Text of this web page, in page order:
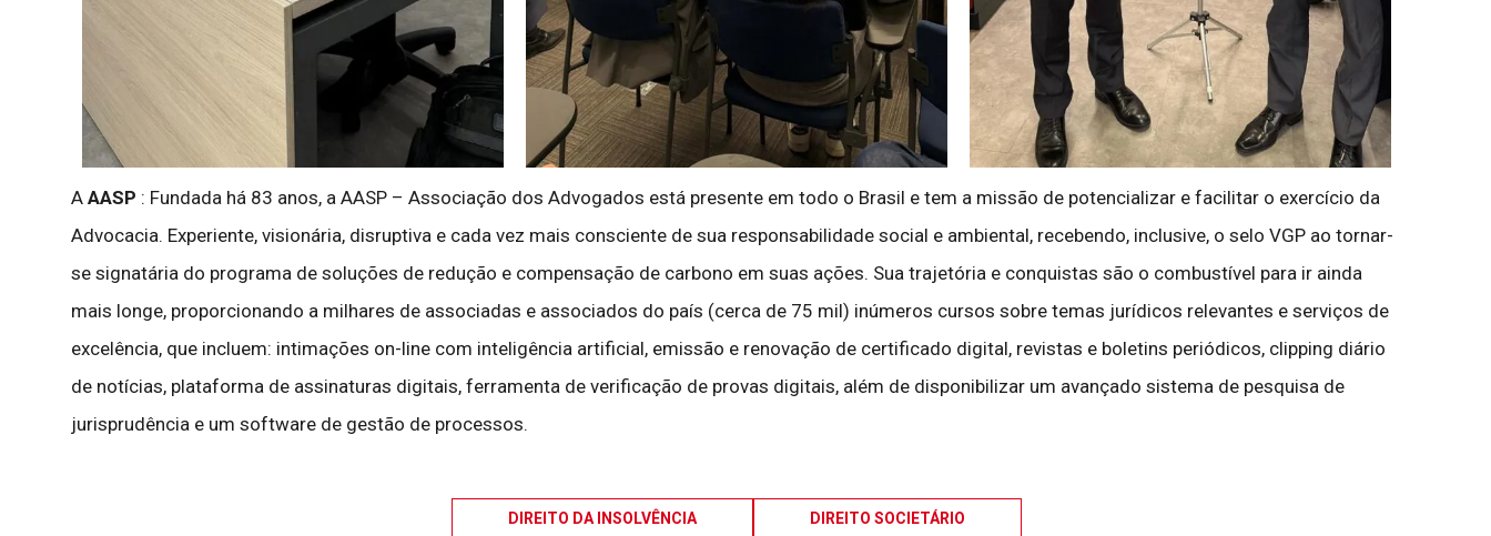
A AASP : Fundada há 83 anos, a AASP – Associação dos Advogados está presente em todo o Brasil e tem a missão de potencializar e facilitar o exercício da
Advocacia. Experiente, visionária, disruptiva e cada vez mais consciente de sua responsabilidade social e ambiental, recebendo, inclusive, o selo VGP ao tornar-
se signatária do programa de soluções de redução e compensação de carbono em suas ações. Sua trajetória e conquistas são o combustível para ir ainda
mais longe, proporcionando a milhares de associadas e associados do país (cerca de 75 mil) inúmeros cursos sobre temas jurídicos relevantes e serviços de
excelência, que incluem: intimações on-line com inteligência artificial, emissão e renovação de certificado digital, revistas e boletins periódicos, clipping diário
de notícias, plataforma de assinaturas digitais, ferramenta de verificação de provas digitais, além de disponibilizar um avançado sistema de pesquisa de
jurisprudência e um software de gestão de processos.
DIREITO DA INSOLVÊNCIA DIREITO SOCIETÁRIO